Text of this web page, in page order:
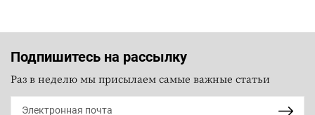
Подпишитесь на рассылку
Раз в неделю мы присылаем самые важные статьи